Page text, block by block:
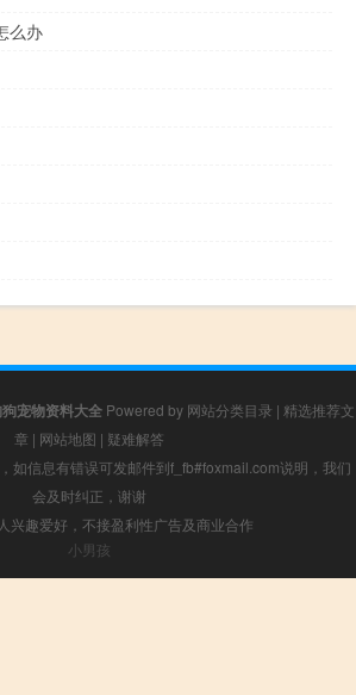
么办
宠物资料大全Powered by 网站分类目录 | 精选推荐文
章 | 网站地图 | 疑难解答
如信息有错误可发邮件到f_fb#foxmail.com说明，我们
会及时纠正，谢谢
兴趣爱好，不接盈利性广告及商业合作
小男孩